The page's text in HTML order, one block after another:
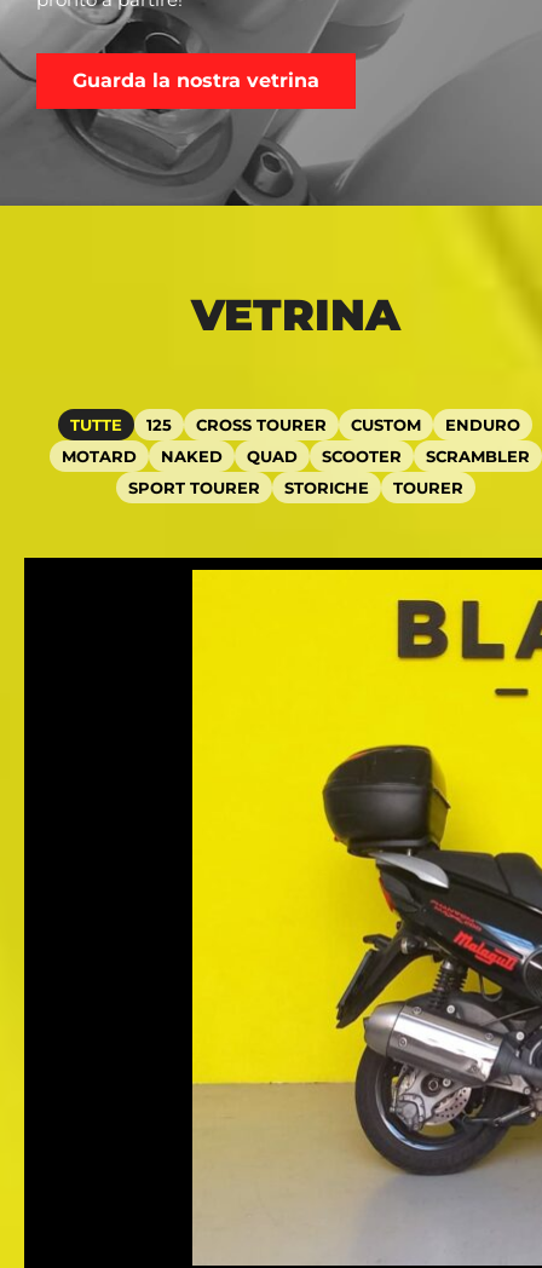
Guarda la nostra vetrina
VETRINA
125 CROSS TOURER CUSTOM
ENDURO
MOTARD
NAKED QUAD SCOOTER
SCRAMBLER
SPORT TOURER
STORICHE TOURER
TUTTE